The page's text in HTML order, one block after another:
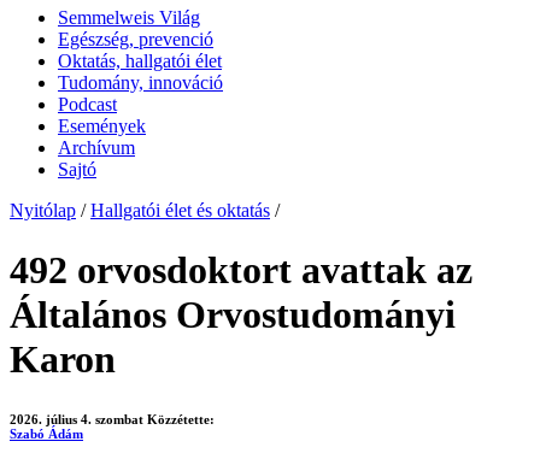
Semmelweis Világ
Egészség, prevenció
Oktatás, hallgatói élet
Tudomány, innováció
Podcast
Események
Archívum
Sajtó
Nyitólap / Hallgatói élet és oktatás /
492 orvosdoktort avattak az
Általános Orvostudományi
Karon
2026. július 4. szombat Közzétette:
Szabó Ádám